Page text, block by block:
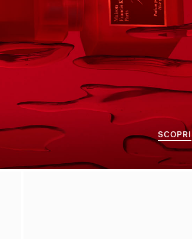
SCOPRI